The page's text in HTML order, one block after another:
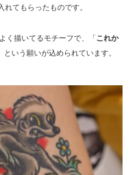
れてもらったものです。
く描いてるモチーフで、「これか
という願いが込められています。